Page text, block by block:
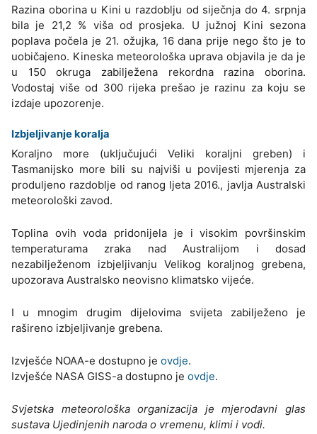
Razina oborina u Kini u razdoblju od siječnja do 4. srpnja
bila je 21,2 % viša od prosjeka. U južnoj Kini sezona
poplava počela je 21. ožujka, 16 dana prije nego što je to
uobičajeno. Kineska meteorološka uprava objavila je da je
u 150 okruga zabilježena rekordna razina oborina.
Vodostaj više od 300 rijeka prešao je razinu za koju se
izdaje upozorenje.
Izbjeljivanje koralja
Koraljno more (uključujući Veliki koraljni greben) i
Tasmanijsko more bili su najviši u povijesti mjerenja za
produljeno razdoblje od ranog ljeta 2016., javlja Australski
meteorološki zavod.
Toplina ovih voda pridonijela je i visokim površinskim
temperaturama zraka nad Australijom i dosad
nezabilježenom izbjeljivanju Velikog koraljnog grebena,
upozorava Australsko neovisno klimatsko vijeće.
I u mnogim drugim dijelovima svijeta zabilježeno je
rašireno izbjeljivanje grebena.
Izvješće NOAA-e dostupno je ovdje.
Izvješće NASA GISS-a dostupno je ovdje.
Svjetska meteorološka organizacija je mjerodavni glas
sustava Ujedinjenih naroda o vremenu, klimi i vodi.